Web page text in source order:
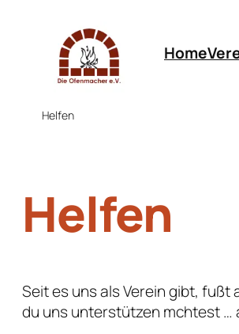
springen
Home
Helfen
Helfen
Seit es uns als Verein gibt,
du uns unterstützen mchtest …